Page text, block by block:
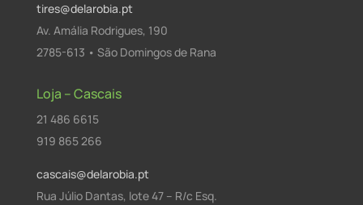
tires@delarobia.pt
Av. Amália Rodrigues, 190
2785-613 • São Domingos de Rana
Loja – Cascais
21 486 6615
919 865 266
cascais@delarobia.pt
Rua Júlio Dantas, lote 47 – R/c Esq.